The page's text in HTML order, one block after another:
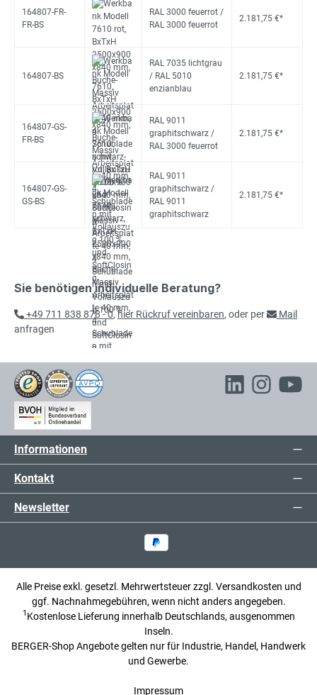
164807-FR-
FR-BS
RAL 3000 feuerrot /
RAL 3000 feuerrot
2.181,75 €*
164807-BS
RAL 7035 lichtgrau
/ RAL 5010
enzianblau
2.181,75 €*
164807-GS-
FR-BS
RAL 9011
graphitschwarz /
RAL 3000 feuerrot
2.181,75 €*
164807-GS-
GS-BS
RAL 9011
graphitschwarz /
RAL 9011
graphitschwarz
2.181,75 €*
Sie benötigen individuelle Beratung?
+49 711 838 878 - 0,hier Rückruf vereinbaren, oder per
Mail
anfragen
Informationen
Kontakt
Newsletter
Alle Preise exkl. gesetzl. Mehrwertsteuer zzgl. Versandkosten und
ggf. Nachnahmegebühren, wenn nicht anders angegeben.
1 Kostenlose Lieferung innerhalb Deutschlands, ausgenommen
Inseln.
BERGER-Shop Angebote gelten nur für Industrie, Handel, Handwerk
und Gewerbe.
Impressum